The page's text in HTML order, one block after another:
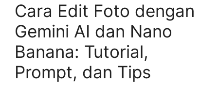
Cara Edit Foto dengan
Gemini AI dan Nano
Banana: Tutorial,
Prompt, dan Tips